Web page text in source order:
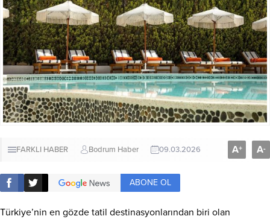
FARKLI HABER Bodrum Haber 09.03.2026 A+ A-
ABONE OL
Türkiye’nin en gözde tatil destinasyonlarından biri olan